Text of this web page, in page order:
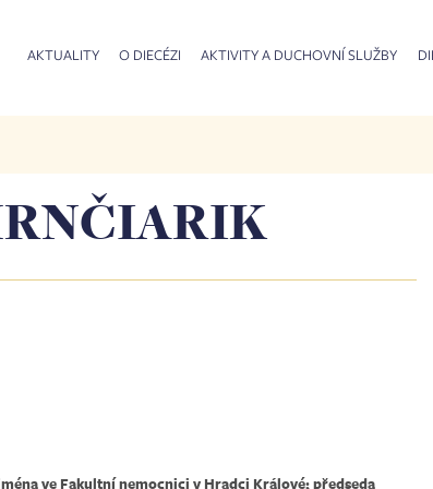
AKTUALITY O DIECÉZI AKTIVITY A DUCHOVNÍ SLUŽBY
ve Fakultní nemocnici v Hradci Králové; předseda